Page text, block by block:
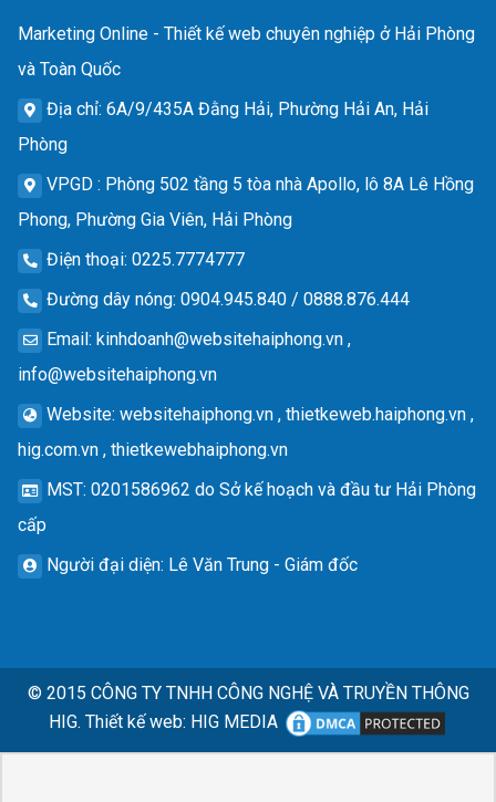
Marketing Online - Thiết kế web chuyên nghiệp ở Hải Phòng
và Toàn Quốc
Địa chỉ: 6A/9/435A Đằng Hải, Phường Hải An, Hải
Phòng
VPGD : Phòng 502 tầng 5 tòa nhà Apollo, lô 8A Lê Hồng
Phong, Phường Gia Viên, Hải Phòng
Điện thoại: 0225.7774777
Đường dây nóng: 0904.945.840 / 0888.876.444
Email: kinhdoanh@websitehaiphong.vn ,
info@websitehaiphong.vn
Website: websitehaiphong.vn , thietkeweb.haiphong.vn ,
hig.com.vn , thietkewebhaiphong.vn
MST: 0201586962 do Sở kế hoạch và đầu tư Hải Phòng
cấp
Người đại diện: Lê Văn Trung - Giám đốc
© 2015 CÔNG TY TNHH CÔNG NGHỆ VÀ TRUYỀN THÔNG
HIG. Thiết kế web: HIG MEDIA